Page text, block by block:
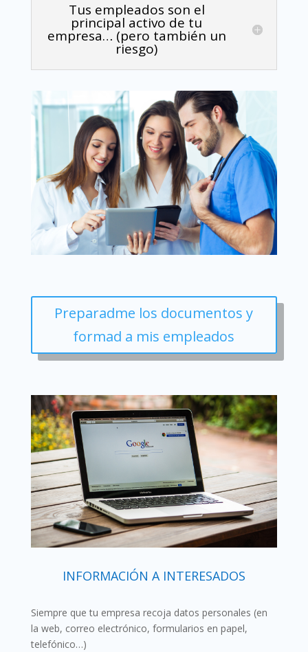
Tus empleados son el
principal activo de tu
empresa… (pero también un
riesgo)
Preparadme los documentos y
formad a mis empleados
INFORMACIÓN A INTERESADOS
Siempre que tu empresa recoja datos personales (en
la web, correo electrónico, formularios en papel,
telefónico…)